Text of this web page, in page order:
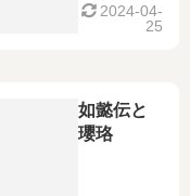
劇より～
2024-04-
25
如懿伝と
瓔珞